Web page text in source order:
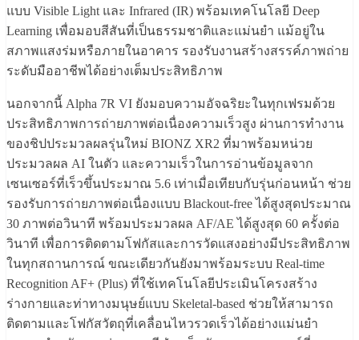
แบบ Visible Light และ Infrared (IR) พร้อมเทคโนโลยี Deep
Learning เพื่อมอบสีสันที่เป็นธรรมชาติและแม่นยำ แม้อยู่ใน
สภาพแสงร่มหรือภายในอาคาร รองรับงานสร้างสรรค์ภาพถ่าย
ระดับมืออาชีพได้อย่างเต็มประสิทธิภาพ
นอกจากนี้ Alpha 7R VI ยังมอบความอัจฉริยะในทุกเฟรมด้วย
ประสิทธิภาพการถ่ายภาพต่อเนื่องความเร็วสูง ผ่านการทำงาน
ของชิปประมวลผลรุ่นใหม่ BIONZ XR2 ที่มาพร้อมหน่วย
ประมวลผล AI ในตัว และความเร็วในการอ่านข้อมูลจาก
เซนเซอร์ที่เร็วขึ้นประมาณ 5.6 เท่าเมื่อเทียบกับรุ่นก่อนหน้า ช่วย
รองรับการถ่ายภาพต่อเนื่องแบบ Blackout-free ได้สูงสุดประมาณ
30 ภาพต่อวินาที พร้อมประมวลผล AF/AE ได้สูงสุด 60 ครั้งต่อ
วินาที เพื่อการติดตามโฟกัสและการวัดแสงอย่างมีประสิทธิภาพ
ในทุกสถานการณ์ ขณะเดียวกันยังมาพร้อมระบบ Real-time
Recognition AF+ (Plus) ที่ใช้เทคโนโลยีประเมินโครงสร้าง
ร่างกายและท่าทางมนุษย์แบบ Skeletal-based ช่วยให้สามารถ
ติดตามและโฟกัสวัตถุที่เคลื่อนไหวรวดเร็วได้อย่างแม่นยำ